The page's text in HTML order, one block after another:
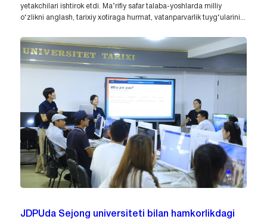
yetakchilari ishtirok etdi. Ma’rifiy safar talaba-yoshlarda milliy
o‘zlikni anglash, tarixiy xotiraga hurmat, vatanparvarlik tuyg‘ularini...
JDPUda Sejong universiteti bilan hamkorlikdagi